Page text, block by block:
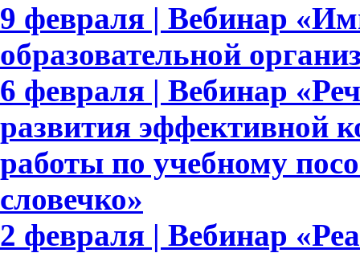
9 февраля | Вебинар
образовательной
6 февраля | Вебинар
развития эффективной
работы по учебному
словечко»
2 февраля | Вебинар